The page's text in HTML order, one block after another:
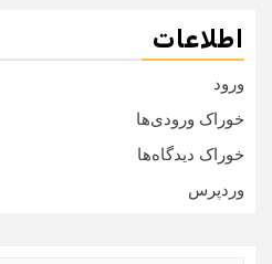
اطلاعات
ورود
خوراک ورودی‌ها
خوراک دیدگاه‌ها
وردپرس